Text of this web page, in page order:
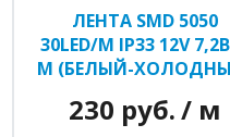
ЛЕНТА SMD 5050
30LED/M IP33 12V
М (БЕЛЫЙ-
230 руб./ м